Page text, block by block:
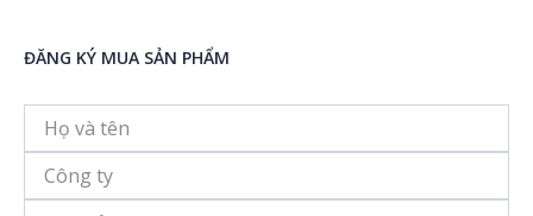
ĐĂNG KÝ MUA SẢN PHẨM